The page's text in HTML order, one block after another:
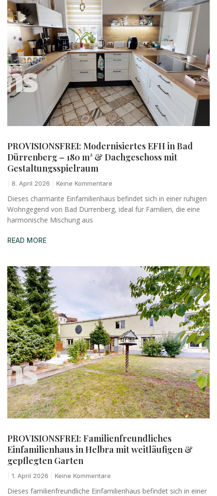
PROVISIONSFREI: Modernisiertes EFH in Bad
Dürrenberg – 180 m² & Dachgeschoss mit
Gestaltungsspielraum
8. April 2026 Keine Kommentare
Dieses charmante Einfamilienhaus befindet sich in einer ruhigen
Wohngegend von Bad Dürrenberg, ideal für Familien, die eine
harmonische Mischung aus
READ MORE
PROVISIONSFREI: Familienfreundliches
Einfamilienhaus in Helbra mit weitläufigen &
gepflegten Garten
1. April 2026 Keine Kommentare
Dieses familienfreundliche Einfamilienhaus befindet sich in einer